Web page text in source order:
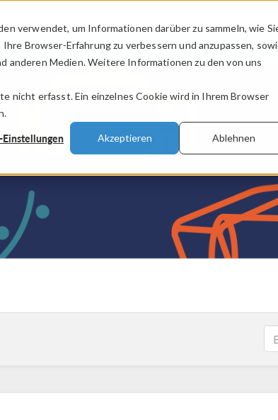
verwendet, um Informationen darüber zu sammeln, wie
Browser-Erfahrung zu verbessern und anzupassen,
anderen Medien. Weitere Informationen zu den von uns
nicht erfasst. Ein einzelnes Cookie wird in Ihrem Browser
Akzeptieren Ablehnen
BRANCHEN VIDEOS